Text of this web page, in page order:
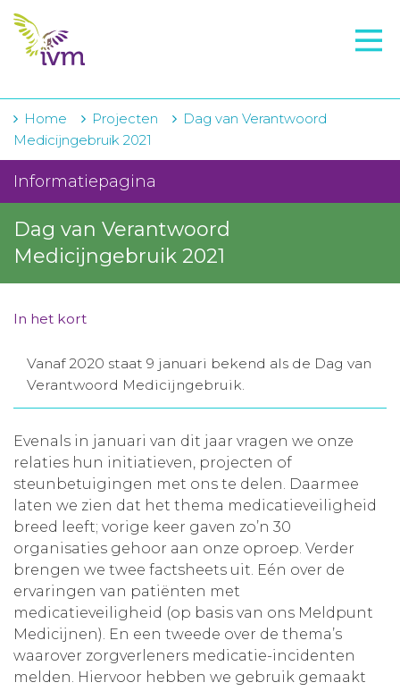
VMI
IVM-academie
Zorginstellingen
Voorschrijfgedrag
Projecten
Over IVM
Winkelwagentje
Inloggen
Toegang leeromgeving
Home Projecten
Dag van Verantwoord
Medicijngebruik 2021
Informatiepagina
Dag van Verantwoord
Medicijngebruik 2021
In het kort
Vanaf 2020 staat 9 januari bekend als de Dag van
Verantwoord Medicijngebruik.
Evenals in januari van dit jaar vragen we onze
relaties hun initiatieven, projecten of
steunbetuigingen met ons te delen. Daarmee
laten we zien dat het thema medicatieveiligheid
breed leeft; vorige keer gaven zo’n 30
organisaties gehoor aan onze oproep. Verder
brengen we twee factsheets uit. Eén over de
ervaringen van patiënten met
medicatieveiligheid (op basis van ons Meldpunt
Medicijnen). En een tweede over de thema’s
waarover zorgverleners medicatie-incidenten
melden. Hiervoor hebben we gebruik gemaakt